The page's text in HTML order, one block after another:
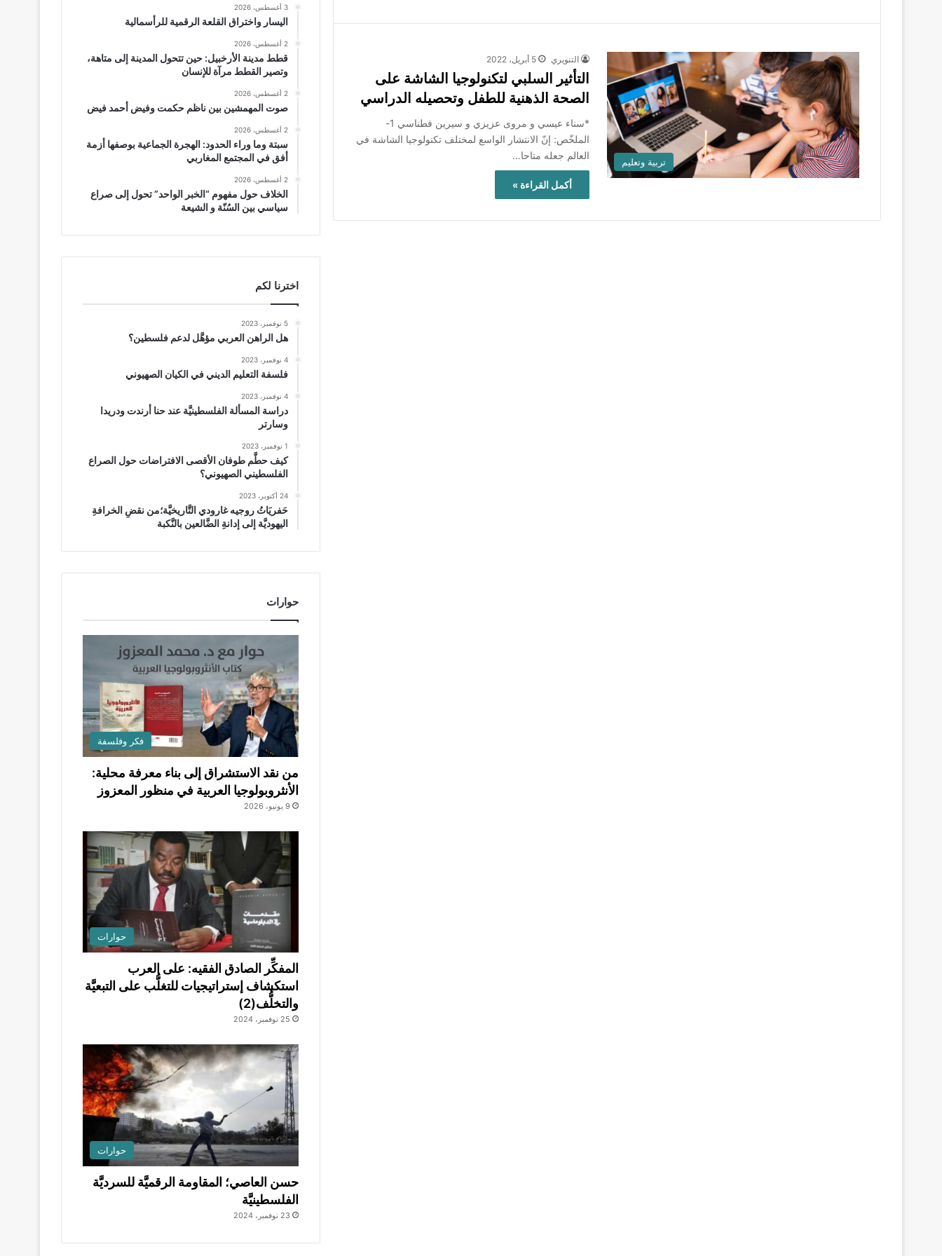
تربية وتعليم
التنويري 5 أبريل، 2022
التأثير السلبي لتكنولوجيا الشاشة على
الصحة الذهنية للطفل وتحصيله الدراسي
*سناء عيسي و مروى عزيزي و سيرين فطناسي 1-
الملخّص: إنّ الانتشار الواسع لمختلف تكنولوجيا الشاشة في
العالم جعله متاحا…
أكمل القراءة »
3 أغسطس، 2026
اليسار واختراق القلعة الرقمية للرأسمالية
2 أغسطس، 2026
قطط مدينة الأرخبيل: حين تتحول المدينة إلى متاهة،
وتصير القطط مرآة للإنسان
2 أغسطس، 2026
صوت المهمشين بين ناظم حكمت وفيض أحمد فيض
2 أغسطس، 2026
سبتة وما وراء الحدود: الهجرة الجماعية بوصفها أزمة
أفق في المجتمع المغاربي
2 أغسطس، 2026
الخلاف حول مفهوم “الخبر الواحد” تحول إلى صراع
سياسي بين السُنّة و الشيعة
اخترنا لكم
5 نوفمبر، 2023
هل الراهن العربي مؤهَّل لدعم فلسطين؟
4 نوفمبر، 2023
فلسفة التعليم الديني في الكيان الصهيوني
4 نوفمبر، 2023
دراسة المسألة الفلسطينيَّة عند حنا أرندت ودريدا
وسارتر
1 نوفمبر، 2023
كيف حطَّم طوفان الأقصى الافتراضات حول الصراع
الفلسطيني الصهيوني؟
24 أكتوبر، 2023
حَفريَاتُ روجيه غارودي التَّاريخيَّة؛من نقضِ الخرافةِ
اليهوديَّة إلى إدانةِ الضَّالعين بالنَّكبة
حوارات
فكر وفلسفة
من نقد الاستشراق إلى بناء معرفة محلية:
الأنثروبولوجيا العربية في منظور المعزوز
9 يونيو، 2026
حوارات
المفكِّر الصادق الفقيه: على العرب
استكشاف إستراتيجيات للتغلُّب على التبعيَّة
والتخلُّف(2)
25 نوفمبر، 2024
حوارات
حسن العاصي؛ المقاومة الرقميَّة للسرديَّة
الفلسطينيَّة
23 نوفمبر، 2024